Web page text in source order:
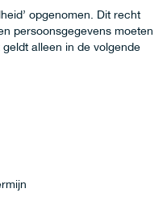
opgenomen. Dit recht
persoonsgegevens moeten
alleen in de volgende